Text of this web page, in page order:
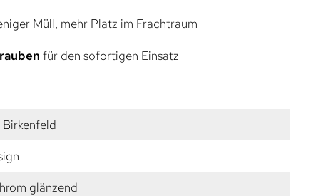
Müll, mehr Platz im Frachtraum
für den sofortigen Einsatz
glänzend